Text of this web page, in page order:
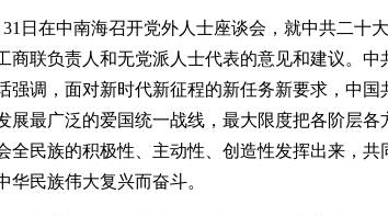
日在中南海召开党外人士座谈会，就中共二十
商联负责人和无党派人士代表的意见和建议。
强调，面对新时代新征程的新任务新要求，中国
展最广泛的爱国统一战线，最大限度把各阶层各
全民族的积极性、主动性、创造性发挥出来，
华民族伟大复兴而奋斗。